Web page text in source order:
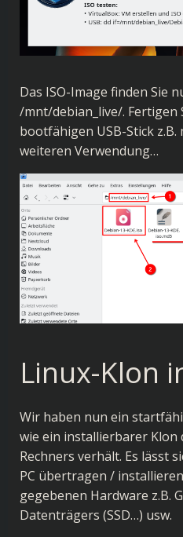
Das ISO-Image finden Sie
/mnt/debian_live/. Fertigen
bootfähigen USB-Stick z.B.
weiteren Verwendung…
Linux-Klon
Wir haben nun ein
wie ein installierbarer Klon
Rechners verhält. Es lässt
PC übertragen /
gegebenen Hardware z.B.
Datenträgers (SSD…) usw.